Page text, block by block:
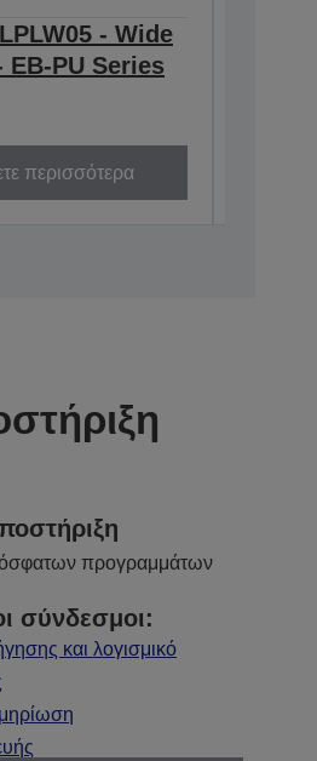
- Wide
EB-PU Series
περισσότερα
προγραμμάτων
σύνδεσμοι:
και λογισμικό